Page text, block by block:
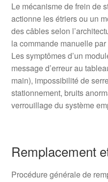
Le mécanisme de frein de
actionne les étriers ou un
des câbles selon
la commande manuelle
Les symptômes d’un
message d’erreur au
main), impossibilité de
stationnement, bruits
verrouillage du système
Remplacement
Procédure générale de